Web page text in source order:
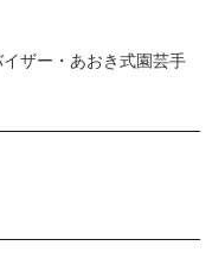
ザー・あおき式園芸手